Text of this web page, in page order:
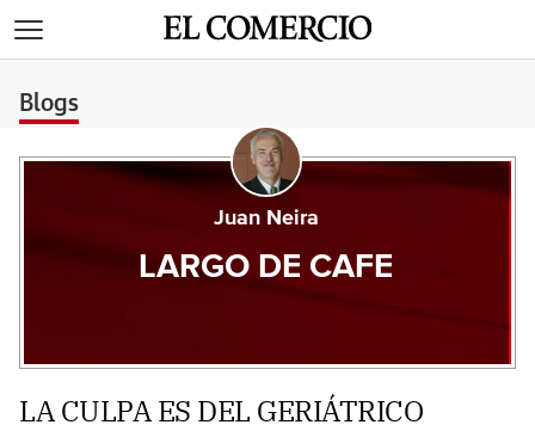
Blogs
Juan Neira
LARGO DE CAFE
LA CULPA ES DEL GERIÁTRICO